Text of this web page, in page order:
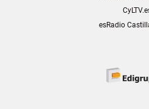
esRadio